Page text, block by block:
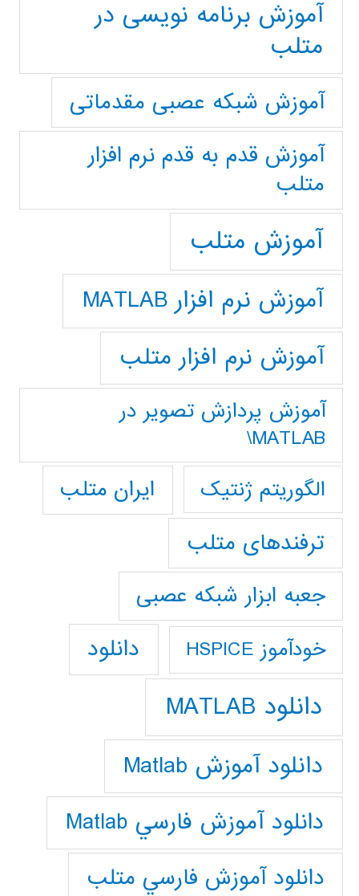
آموزش برنامه نویسی در
متلب
آموزش شبکه عصبی مقدماتی
آموزش قدم به قدم نرم افزار
متلب
آموزش متلب
آموزش نرم افزار MATLAB
آموزش نرم افزار متلب
آموزش پردازش تصوير در
MATLAB\
الگوریتم ژنتیک
ایران متلب
ترفندهای متلب
جعبه ابزار شبکه عصبی
خودآموز HSPICE دانلود
دانلود MATLAB
دانلود آموزش Matlab
دانلود آموزش فارسي Matlab
دانلود آموزش فارسي متلب